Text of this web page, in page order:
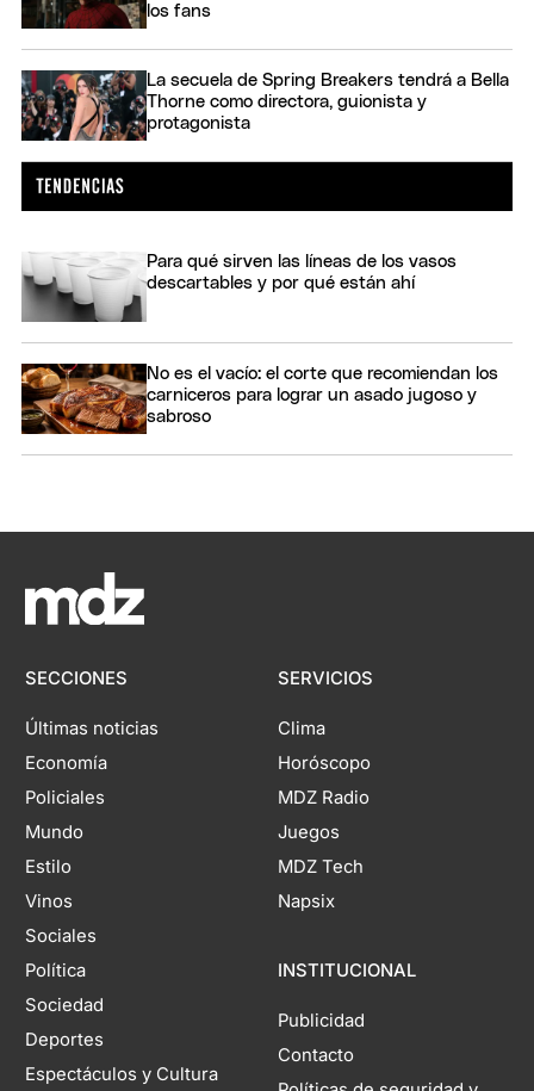
los fans
La secuela de Spring Breakers tendrá a Bella
Thorne como directora, guionista y
protagonista
Para qué sirven las líneas de los vasos
descartables y por qué están ahí
No es el vacío: el corte que recomiendan los
carniceros para lograr un asado jugoso y
sabroso
SECCIONES
Últimas noticias
Economía
Policiales
Mundo
Estilo
Vinos
Sociales
Política
Sociedad
Deportes
Espectáculos y Cultura
SERVICIOS
Clima
Horóscopo
MDZ Radio
Juegos
MDZ Tech
Napsix
INSTITUCIONAL
Publicidad
Contacto